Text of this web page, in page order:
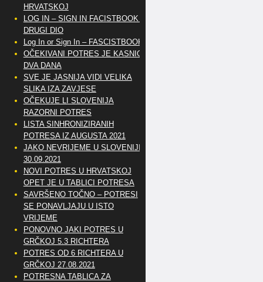
HRVATSKOJ
LOG IN – SIGN IN FACISTBOOK –
DRUGI DIO
Log In or Sign In – FASCISTBOOK
OČEKIVANI POTRES JE KASNIO
DVA DANA
SVE JE JASNIJA VIDI VELIKA
SLIKA IZA ZAVJESE
OČEKUJE LI SLOVENIJA
RAZORNI POTRES
LISTA SINHRONIZIRANIH
POTRESA IZ AUGUSTA 2021
JAKO NEVRIJEME U SLOVENIJI
30.09.2021
NOVI POTRES U HRVATSKOJ
OPET JE U TABLICI POTRESA
SAVRŠENO TOČNO – POTRESI
SE PONAVLJAJU U ISTO
VRIJEME
PONOVNO JAKI POTRES U
GRČKOJ 5.3 RICHTERA
POTRES OD 6 RICHTERA U
GRČKOJ 27.08.2021
POTRESNA TABLICA ZA